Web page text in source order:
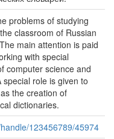
problems of studying
classroom of Russian
main attention is paid
with special
computer science and
role is given to
the creation of
dictionaries.
123456789/45974